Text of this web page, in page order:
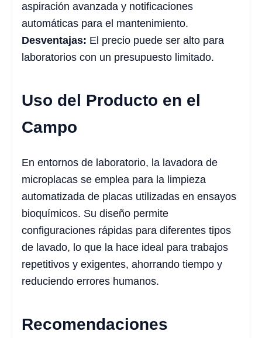
aspiración avanzada y notificaciones
automáticas para el mantenimiento.
Desventajas: El precio puede ser alto para
laboratorios con un presupuesto limitado.
Uso del Producto en el
Campo
En entornos de laboratorio, la lavadora de
microplacas se emplea para la limpieza
automatizada de placas utilizadas en ensayos
bioquímicos. Su diseño permite
configuraciones rápidas para diferentes tipos
de lavado, lo que la hace ideal para trabajos
repetitivos y exigentes, ahorrando tiempo y
reduciendo errores humanos.
Recomendaciones